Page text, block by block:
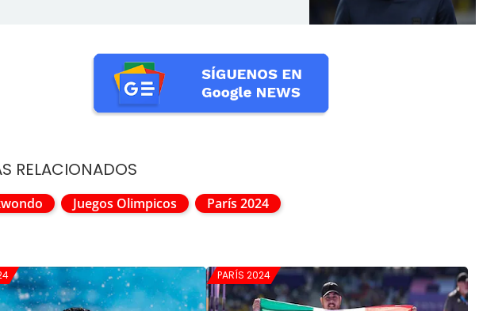
RELACIONADOS
Juegos Olimpicos París 2024
PARÍS 2024